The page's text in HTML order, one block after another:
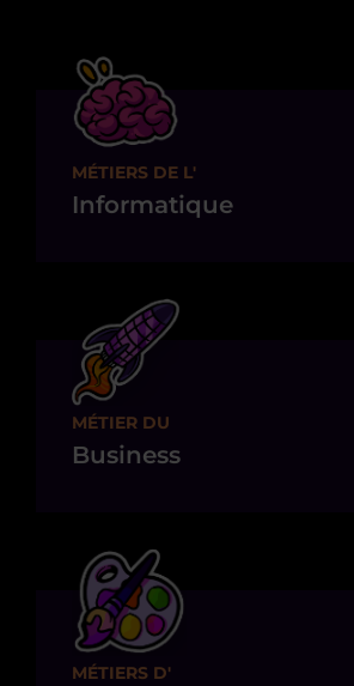
MÉTIERS DE L'
Informatique
MÉTIER DU
Business
MÉTIERS D'